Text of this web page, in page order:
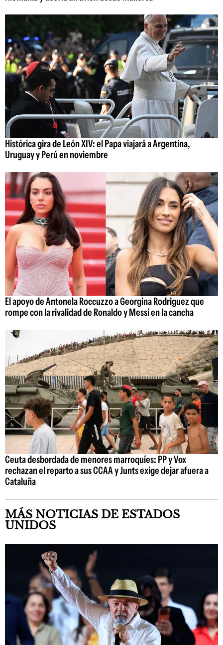
Histórica gira de León XIV: el Papa viajará a Argentina,
Uruguay y Perú en noviembre
El apoyo de Antonela Roccuzzo a Georgina Rodriguez que
rompe con la rivalidad de Ronaldo y Messi en la cancha
Ceuta desbordada de menores marroquíes: PP y Vox
rechazan el reparto a sus CCAA y Junts exige dejar afuera a
Cataluña
MÁS NOTICIAS DE ESTADOS
UNIDOS